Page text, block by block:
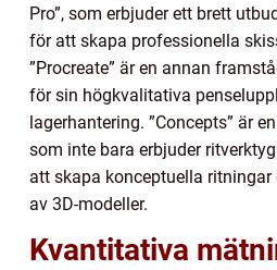
Pro”, som erbjuder ett brett
för att skapa professionella
”Procreate” är en annan
för sin högkvalitativa
lagerhantering. ”Concepts” är
som inte bara erbjuder
att skapa konceptuella
av 3D-modeller.
Kvantitativa